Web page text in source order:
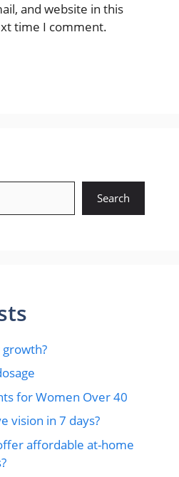
and website in this
time I comment.
Search
for Women Over 40
vision in 7 days?
affordable at-home